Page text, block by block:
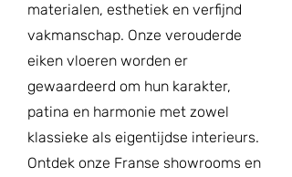
materialen, esthetiek en verfijnd
vakmanschap. Onze verouderde
eiken vloeren worden er
gewaardeerd om hun karakter,
patina en harmonie met zowel
klassieke als eigentijdse interieurs.
Ontdek onze Franse showrooms en